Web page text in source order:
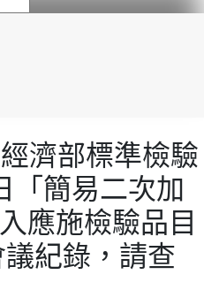
濟部標準檢驗
「簡易二次加
應施檢驗品目
紀錄，請查